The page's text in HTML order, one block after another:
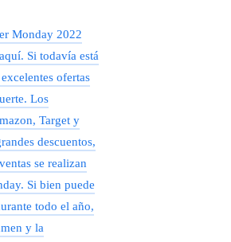
​​​​Monday 2022
Si todavía está
ofertas
Los
Target y
descuentos,
se realizan
Si bien puede
todo el año,
y la